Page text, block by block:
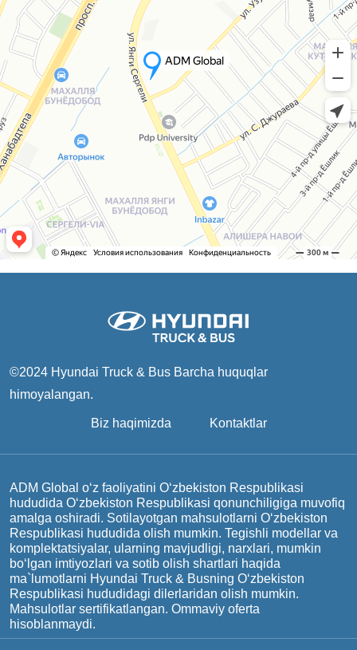
©2024 Hyundai Truck & Bus Barcha huquqlar
himoyalangan.
Biz haqimizda Kontaktlar
ADM Global o‘z faoliyatini O‘zbekiston Respublikasi
hududida O‘zbekiston Respublikasi qonunchiligiga muvofiq
amalga oshiradi. Sotilayotgan mahsulotlarni O‘zbekiston
Respublikasi hududida olish mumkin. Tegishli modellar va
komplektatsiyalar, ularning mavjudligi, narxlari, mumkin
bo‘lgan imtiyozlari va sotib olish shartlari haqida
ma`lumotlarni Hyundai Truck & Busning O‘zbekiston
Respublikasi hududidagi dilerlaridan olish mumkin.
Mahsulotlar sertifikatlangan. Ommaviy oferta
hisoblanmaydi.